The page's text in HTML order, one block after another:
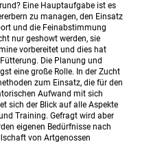
Eine Hauptaufgabe ist es
zu managen, den Einsatz
und die Feinabstimmung
nur geshowt werden, sie
vorbereitet und dies hat
Die Planung und
eine große Rolle. In der Zucht
zum Einsatz, die für den
Aufwand mit sich
sich der Blick auf alle Aspekte
Training. Gefragt wird aber
eigenen Bedürfnisse nach
von Artgenossen